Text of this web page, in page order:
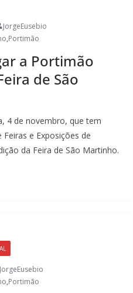
JorgeEusebio
,Portimão
a Portimão
de São
4 de novembro, que tem
e Exposições de
da Feira de São Martinho.
JorgeEusebio
,Portimão
pertence a parte superior da
Igreja de Santa Maria?!…